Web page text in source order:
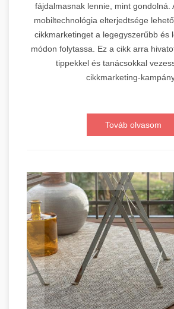
fájdalmasnak lennie, mint gondolná.
mobiltechnológia elterjedtsége
cikkmarketinget a legegyszerűbb és
módon folytassa. Ez a cikk arra
tippekkel és tanácsokkal
cikkmarketing-
Továb olvasom